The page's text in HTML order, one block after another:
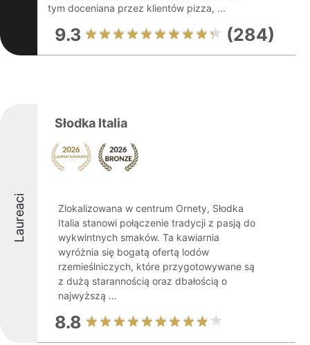
tym doceniana przez klientów pizza, ...
9.3 (284)
Laureaci
Słodka Italia
Zlokalizowana w centrum Ornety, Słodka
Italia stanowi połączenie tradycji z pasją do
wykwintnych smaków. Ta kawiarnia
wyróżnia się bogatą ofertą lodów
rzemieślniczych, które przygotowywane są
z dużą starannością oraz dbałością o
najwyższą ...
8.8